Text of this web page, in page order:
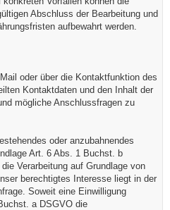
Abschluss der Bearbeitung und
aufbewahrt werden.
oder über die Kontaktfunktion des
Kontaktdaten und den Inhalt der
mögliche Anschlussfragen zu
oder anzubahnendes
Art. 6 Abs. 1 Buchst. b
Verarbeitung auf Grundlage von
berechtigtes Interesse liegt in der
Soweit eine Einwilligung
a DSGVO die